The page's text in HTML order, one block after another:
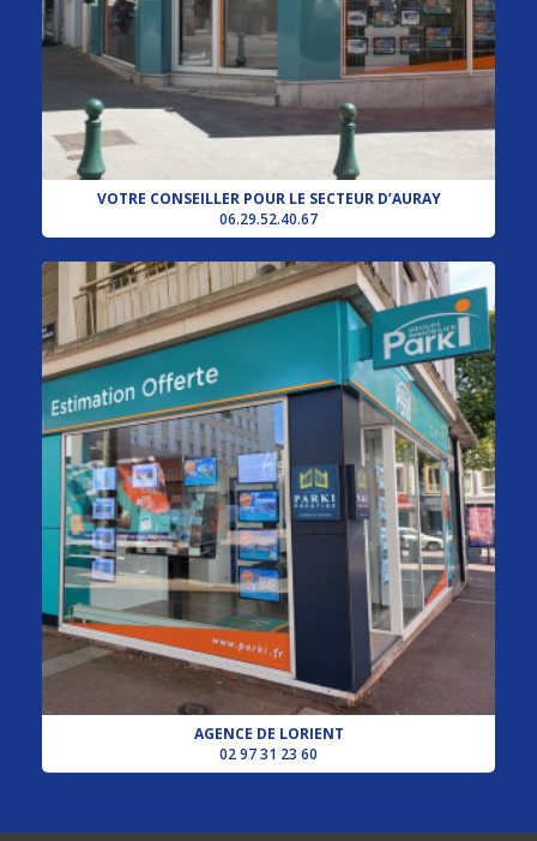
VOTRE CONSEILLER POUR LE SECTEUR D’AURAY
06.29.52.40.67
AGENCE DE LORIENT
02 97 31 23 60